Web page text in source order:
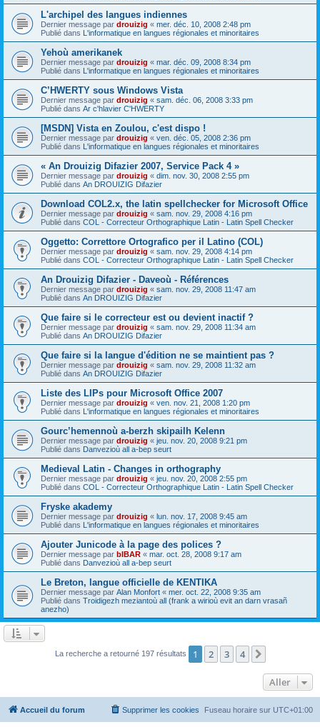
L'archipel des langues indiennes
Dernier message par drouizig « mer. déc. 10, 2008 2:48 pm
Publié dans L'informatique en langues régionales et minoritaires
Yehoù amerikanek
Dernier message par drouizig « mar. déc. 09, 2008 8:34 pm
Publié dans L'informatique en langues régionales et minoritaires
C’HWERTY sous Windows Vista
Dernier message par drouizig « sam. déc. 06, 2008 3:33 pm
Publié dans Ar c'hlavier C'HWERTY
[MSDN] Vista en Zoulou, c'est dispo !
Dernier message par drouizig « ven. déc. 05, 2008 2:36 pm
Publié dans L'informatique en langues régionales et minoritaires
« An Drouizig Difazier 2007, Service Pack 4 »
Dernier message par drouizig « dim. nov. 30, 2008 2:55 pm
Publié dans An DROUIZIG Difazier
Download COL2.x, the latin spellchecker for Microsoft Office
Dernier message par drouizig « sam. nov. 29, 2008 4:16 pm
Publié dans COL - Correcteur Orthographique Latin - Latin Spell Checker
Oggetto: Correttore Ortografico per il Latino (COL)
Dernier message par drouizig « sam. nov. 29, 2008 4:14 pm
Publié dans COL - Correcteur Orthographique Latin - Latin Spell Checker
An Drouizig Difazier - Daveoù - Références
Dernier message par drouizig « sam. nov. 29, 2008 11:47 am
Publié dans An DROUIZIG Difazier
Que faire si le correcteur est ou devient inactif ?
Dernier message par drouizig « sam. nov. 29, 2008 11:34 am
Publié dans An DROUIZIG Difazier
Que faire si la langue d'édition ne se maintient pas ?
Dernier message par drouizig « sam. nov. 29, 2008 11:32 am
Publié dans An DROUIZIG Difazier
Liste des LIPs pour Microsoft Office 2007
Dernier message par drouizig « ven. nov. 21, 2008 1:20 pm
Publié dans L'informatique en langues régionales et minoritaires
Gourc’hemennoù a-berzh skipailh Kelenn
Dernier message par drouizig « jeu. nov. 20, 2008 9:21 pm
Publié dans Danvezioù all a-bep seurt
Medieval Latin - Changes in orthography
Dernier message par drouizig « jeu. nov. 20, 2008 2:55 pm
Publié dans COL - Correcteur Orthographique Latin - Latin Spell Checker
Fryske akademy
Dernier message par drouizig « lun. nov. 17, 2008 9:45 am
Publié dans L'informatique en langues régionales et minoritaires
Ajouter Junicode à la page des polices ?
Dernier message par bIBAR « mar. oct. 28, 2008 9:17 am
Publié dans Danvezioù all a-bep seurt
Le Breton, langue officielle de KENTIKA
Dernier message par Alan Monfort « mer. oct. 22, 2008 9:35 am
Publié dans Troidigezh meziantoù all (frank a wirioù evit an darn vrasañ
anezho)
La recherche a retourné 197 résultats 1 2 3 4
Aller
Accueil du forum Fuseau horaire sur UTC+01:00
Supprimer les cookies